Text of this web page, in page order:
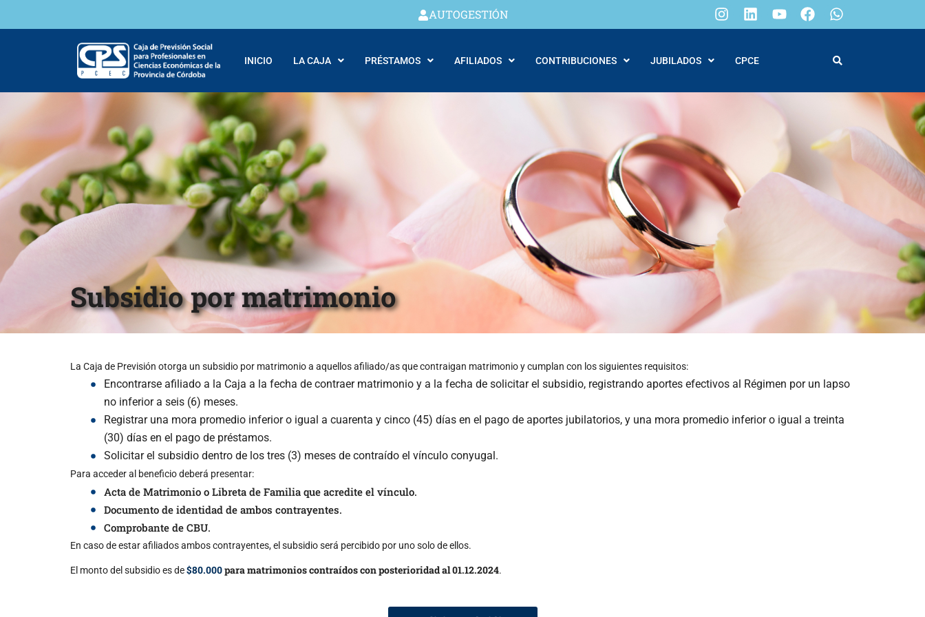
AUTOGESTIÓN
INICIO LA CAJA PRÉSTAMOS AFILIADOS CONTRIBUCIONES JUBILADOS CPCE
Subsidio por matrimonio
La Caja de Previsión otorga un subsidio por matrimonio a aquellos afiliado/as que contraigan matrimonio y cumplan con los siguientes requisitos:
Encontrarse afiliado a la Caja a la fecha de contraer matrimonio y a la fecha de solicitar el subsidio, registrando aportes efectivos al Régimen por un lapso
no inferior a seis (6) meses.
Registrar una mora promedio inferior o igual a cuarenta y cinco (45) días en el pago de aportes jubilatorios, y una mora promedio inferior o igual a treinta
(30) días en el pago de préstamos.
Solicitar el subsidio dentro de los tres (3) meses de contraído el vínculo conyugal.
Para acceder al beneficio deberá presentar:
Acta de Matrimonio o Libreta de Familia que acredite el vínculo.
Documento de identidad de ambos contrayentes.
Comprobante de CBU.
En caso de estar afiliados ambos contrayentes, el subsidio será percibido por uno solo de ellos.
El monto del subsidio es de$80.000para matrimonios contraídos con posterioridad al 01.12.2024.